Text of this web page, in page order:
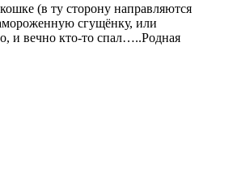
(в ту сторону направляются
сгущёнку, или
и вечно кто-то спал…..Родная